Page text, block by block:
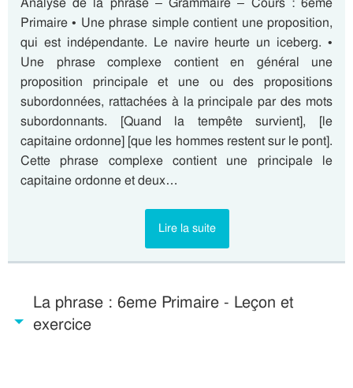
Primaire • Une phrase simple contient une proposition,
qui est indépendante. Le navire heurte un iceberg. •
Une phrase complexe contient en général une
proposition principale et une ou des propositions
subordonnées, rattachées à la principale par des mots
subordonnants. [Quand la tempête survient], [le
capitaine ordonne] [que les hommes restent sur le pont].
Cette phrase complexe contient une principale le
capitaine ordonne et deux…
Lire la suite
La phrase : 6eme Primaire - Leçon et
exercice